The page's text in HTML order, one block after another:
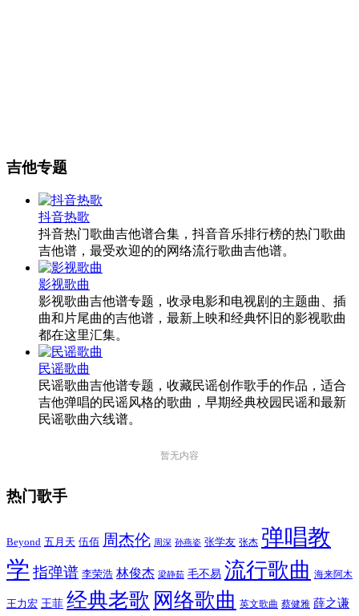
吉他专题
抖音热歌
抖音热门歌曲吉他谱合集，抖音音乐排行榜的热门歌曲
吉他谱，最受欢迎的的网络流行歌曲吉他谱。
影视歌曲
影视歌曲吉他谱专题，收录电影和电视剧的主题曲、插
曲和片尾曲的吉他谱，最新上映和经典怀旧的影视歌曲
都在这里汇集。
民谣歌曲
民谣歌曲吉他谱专题，收藏民谣创作歌手的作品，适合
吉他弹唱的民谣风格的歌曲，早期经典校园民谣和最新
民谣歌曲六线谱。
暂无内容
热门歌手
Beyond 五月天 伍佰 周杰伦 周深 孙燕姿 张学友 张杰 弹唱教
学 指弹谱 李荣浩 林俊杰 梁静茹 毛不易 流行歌曲 海来阿木
王力宏 王菲 经典老歌 网络歌曲 英文歌曲 蔡健雅 薛之谦